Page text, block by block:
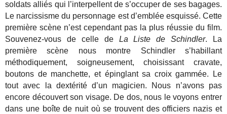
soldats alliés qui l’interpellent de s’occuper de ses bagages.
Le narcissisme du personnage est d’emblée esquissé. Cette
première scène n’est cependant pas la plus réussie du film.
Souvenez-vous de celle de La Liste de Schindler. La
première scène nous montre Schindler s’habillant
méthodiquement, soigneusement, choisissant cravate,
boutons de manchette, et épinglant sa croix gammée. Le
tout avec la dextérité d’un magicien. Nous n’avons pas
encore découvert son visage. De dos, nous le voyons entrer
dans une boîte de nuit où se trouvent des officiers nazis et